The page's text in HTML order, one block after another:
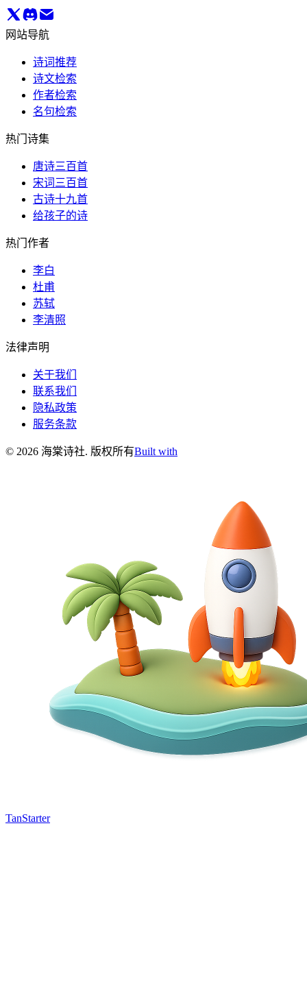
网站导航
诗词推荐
诗文检索
作者检索
名句检索
热门诗集
唐诗三百首
宋词三百首
古诗十九首
给孩子的诗
热门作者
李白
杜甫
苏轼
李清照
法律声明
关于我们
联系我们
隐私政策
服务条款
© 2026 海棠诗社. 版权所有Built with
TanStarter